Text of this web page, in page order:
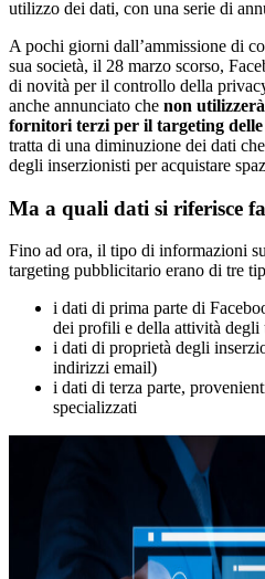
utilizzo dei dati, con una serie di
A pochi giorni dall’ammissione di
sua società, il 28 marzo scorso,
di novità per il controllo della
anche annunciato che non
fornitori terzi per il targeting delle
tratta di una diminuzione dei dati
degli inserzionisti per acquistare
Ma a quali dati si riferisce
Fino ad ora, il tipo di informazioni
targeting pubblicitario erano di tre
i dati di prima parte di
dei profili e della attività degli
i dati di proprietà degli
indirizzi email)
i dati di terza parte,
specializzati